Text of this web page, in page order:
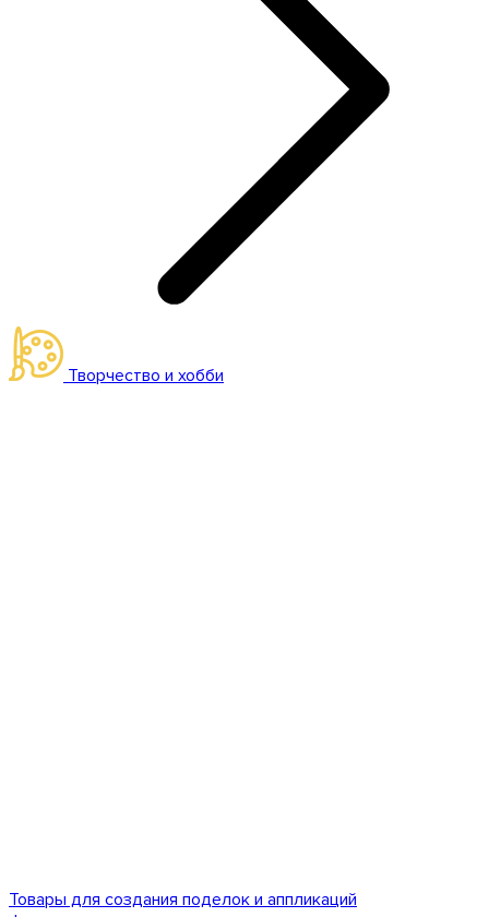
Творчество и хобби
Товары для создания поделок и аппликаций